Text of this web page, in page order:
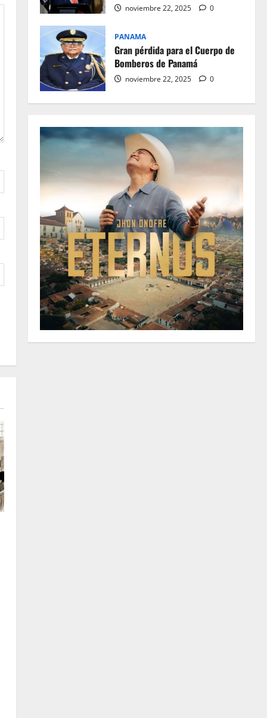
noviembre 22, 2025 0
PANAMA
Gran pérdida para el Cuerpo de
Bomberos de Panamá
noviembre 22, 2025 0